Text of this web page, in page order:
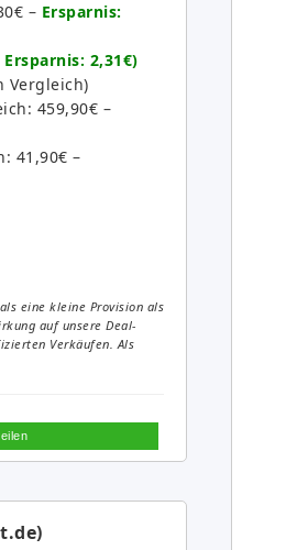
– Ersparnis:
Ersparnis: 2,31€)
Vergleich)
459,90€ –
41,90€ –
eine kleine Provision als
auf unsere Deal-
Verkäufen. Als